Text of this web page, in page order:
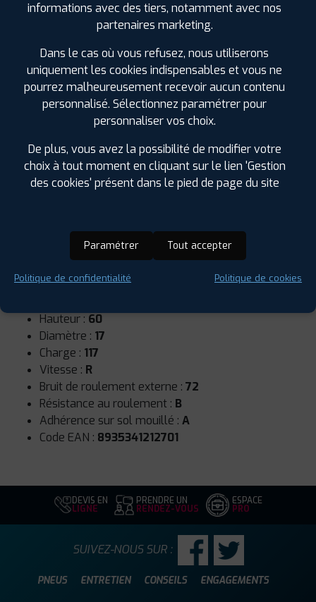
Runflat :Non
Hauteur : 60
Diamètre : 17
Charge : 117
Vitesse : R
Bruit de roulement externe : 72
Résistance au roulement : B
Adhérence sur sol mouillé : A
Code EAN : 8935341212701
DEVIS EN
LIGNE
PRENDRE UN
RENDEZ-VOUS
ESPACE
PRO
PNEUS ENTRETIEN CONSEILS ENGAGEMENTS
SUIVEZ-NOUS SUR :
informations avec des tiers, notamment avec nos
partenaires marketing.
Dans le cas où vous refusez, nous utiliserons
uniquement les cookies indispensables et vous ne
pourrez malheureusement recevoir aucun contenu
personnalisé. Sélectionnez paramétrer pour
personnaliser vos choix.
De plus, vous avez la possibilité de modifier votre
choix à tout moment en cliquant sur le lien 'Gestion
des cookies' présent dans le pied de page du site
Paramétrer Tout accepter
Politique de confidentialité Politique de cookies